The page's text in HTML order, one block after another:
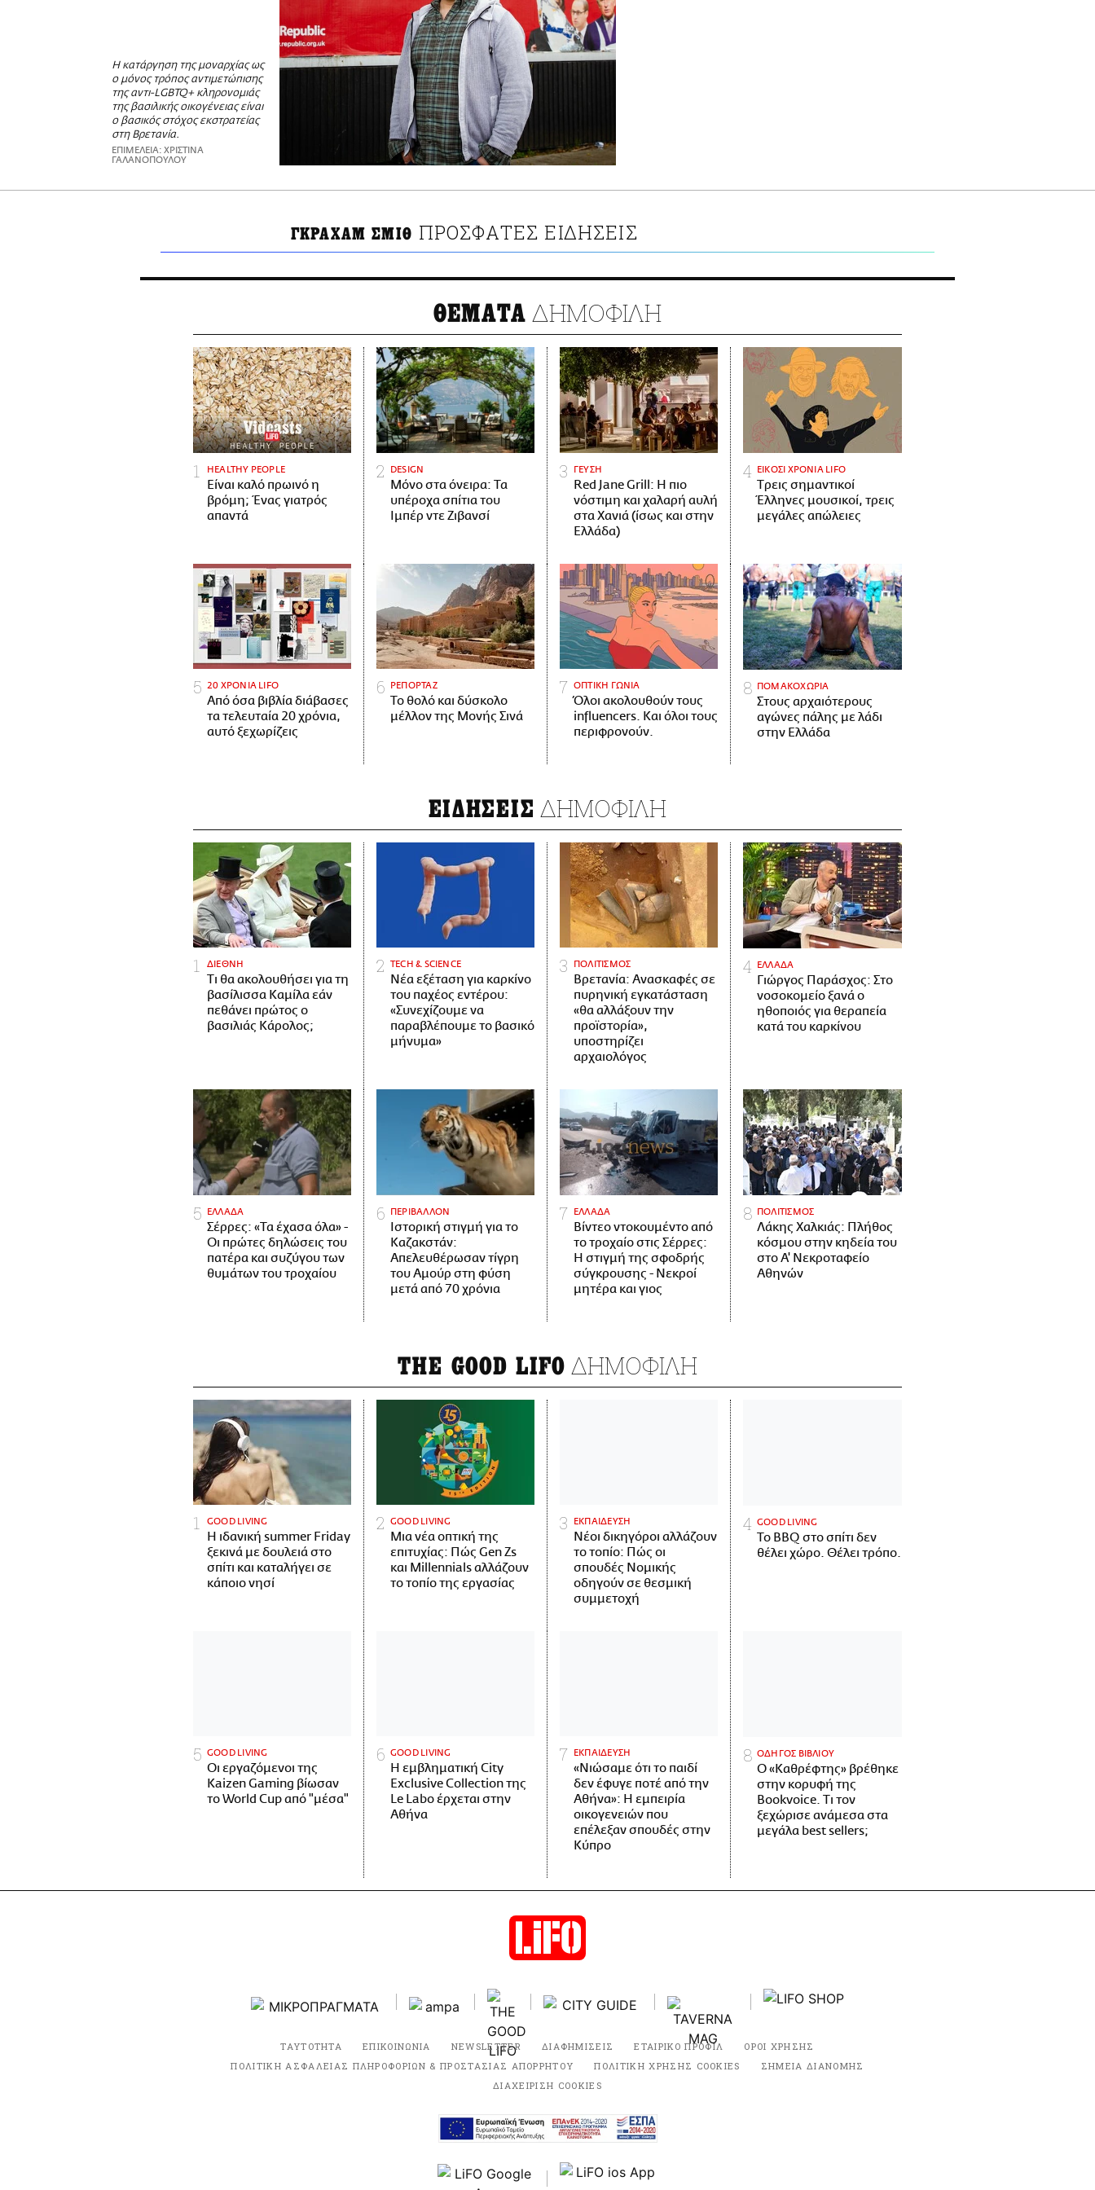
Η κατάργηση της μοναρχίας ως
ο μόνος τρόπος αντιμετώπισης
της αντι-LGBTQ+ κληρονομιάς
της βασιλικής οικογένειας είναι
ο βασικός στόχος εκστρατείας
στη Βρετανία.
ΕΠΙΜΕΛΕΙΑ: ΧΡΙΣΤΙΝΑ
ΓΑΛΑΝΟΠΟΥΛΟΥ
ΓΚΡΑΧΑΜ ΣΜΙΘ ΠΡΟΣΦΑΤΕΣ ΕΙΔΗΣΕΙΣ
ΘΕΜΑΤΑ ΔΗΜΟΦΙΛΗ
HEALTHY PEOPLE
Είναι καλό πρωινό η
βρόμη; Ένας γιατρός
απαντά
DESIGN
Μόνο στα όνειρα: Τα
υπέροχα σπίτια του
Ιμπέρ ντε Ζιβανσί
ΓΕΥΣΗ
Red Jane Grill: Η πιο
νόστιμη και χαλαρή αυλή
στα Χανιά (ίσως και στην
Ελλάδα)
ΕΙΚΟΣΙ ΧΡΟΝΙΑ LIFO
Tρεις σημαντικοί
Έλληνες μουσικοί, τρεις
μεγάλες απώλειες
20 ΧΡΟΝΙΑ LIFO
Από όσα βιβλία διάβασες
τα τελευταία 20 χρόνια,
αυτό ξεχωρίζεις
ΡΕΠΟΡΤΑΖ
Το θολό και δύσκολο
μέλλον της Μονής Σινά
ΟΠΤΙΚΗ ΓΩΝΙΑ
Όλοι ακολουθούν τους
influencers. Και όλοι τους
περιφρονούν.
ΠΟΜΑΚΟΧΩΡΙΑ
Στους αρχαιότερους
αγώνες πάλης με λάδι
στην Ελλάδα
ΕΙΔΗΣΕΙΣ ΔΗΜΟΦΙΛΗ
ΔΙΕΘΝΗ
Τι θα ακολουθήσει για τη
βασίλισσα Καμίλα εάν
πεθάνει πρώτος ο
βασιλιάς Κάρολος;
ΤECH & SCIENCE
Νέα εξέταση για καρκίνο
του παχέος εντέρου:
«Συνεχίζουμε να
παραβλέπουμε το βασικό
μήνυμα»
ΠΟΛΙΤΙΣΜΟΣ
Βρετανία: Ανασκαφές σε
πυρηνική εγκατάσταση
«θα αλλάξουν την
προϊστορία»,
υποστηρίζει
αρχαιολόγος
ΕΛΛΑΔΑ
Γιώργος Παράσχος: Στο
νοσοκομείο ξανά ο
ηθοποιός για θεραπεία
κατά του καρκίνου
ΕΛΛΑΔΑ
Σέρρες: «Τα έχασα όλα» -
Οι πρώτες δηλώσεις του
πατέρα και συζύγου των
θυμάτων του τροχαίου
ΠΕΡΙΒΑΛΛΟΝ
Ιστορική στιγμή για το
Καζακστάν:
Απελευθέρωσαν τίγρη
του Αμούρ στη φύση
μετά από 70 χρόνια
ΕΛΛΑΔΑ
Βίντεο ντοκουμέντο από
το τροχαίο στις Σέρρες:
Η στιγμή της σφοδρής
σύγκρουσης - Νεκροί
μητέρα και γιος
ΠΟΛΙΤΙΣΜΟΣ
Λάκης Χαλκιάς: Πλήθος
κόσμου στην κηδεία του
στο Α' Νεκροταφείο
Αθηνών
THE GOOD LIFO ΔΗΜΟΦΙΛΗ
GOOD LIVING
Η ιδανική summer Friday
ξεκινά με δουλειά στο
σπίτι και καταλήγει σε
κάποιο νησί
GOOD LIVING
Μια νέα οπτική της
επιτυχίας: Πώς Gen Zs
και Millennials αλλάζουν
το τοπίο της εργασίας
ΕΚΠΑΙΔΕΥΣΗ
Νέοι δικηγόροι αλλάζουν
το τοπίο: Πώς οι
σπουδές Νομικής
οδηγούν σε θεσμική
συμμετοχή
GOOD LIVING
Το BBQ στο σπίτι δεν
θέλει χώρο. Θέλει τρόπο.
GOOD LIVING
Οι εργαζόμενοι της
Kaizen Gaming βίωσαν
το World Cup από "μέσα"
GOOD LIVING
Η εμβληματική City
Exclusive Collection της
Le Labo έρχεται στην
Αθήνα
ΕΚΠΑΙΔΕΥΣΗ
«Νιώσαμε ότι το παιδί
δεν έφυγε ποτέ από την
Αθήνα»: Η εμπειρία
οικογενειών που
επέλεξαν σπουδές στην
Κύπρο
ΟΔΗΓΟΣ ΒΙΒΛΙΟΥ
Ο «Καθρέφτης» βρέθηκε
στην κορυφή της
Bookvoice. Τι τον
ξεχώρισε ανάμεσα στα
μεγάλα best sellers;
ΤΑΥΤΟΤΗΤΑ ΕΠΙΚΟΙΝΩΝΙΑ NEWSLETTER ΔΙΑΦΗΜΙΣΕΙΣ ΕΤΑΙΡΙΚΟ ΠΡΟΦΙΛ
ΟΡΟΙ ΧΡΗΣΗΣ
ΠΟΛΙΤΙΚΗ ΑΣΦΑΛΕΙΑΣ ΠΛΗΡΟΦΟΡΙΩΝ & ΠΡΟΣΤΑΣΙΑΣ ΑΠΟΡΡΗΤΟΥ
ΠΟΛΙΤΙΚΗ ΧΡΗΣΗΣ COOKIES
ΣΗΜΕΙΑ ΔΙΑΝΟΜΗΣ
ΔΙΑΧΕΙΡΙΣΗ COOKIES